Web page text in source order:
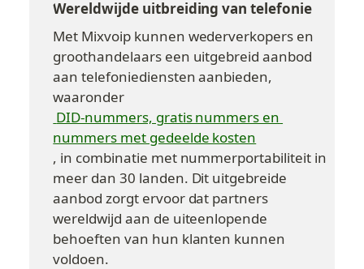
Wereldwijde uitbreiding van telefonie
Met Mixvoip kunnen wederverkopers en
groothandelaars een uitgebreid aanbod
aan telefoniediensten aanbieden,
waaronder
nummers met gedeelde kosten
, in combinatie met nummerportabiliteit in
meer dan 30 landen. Dit uitgebreide
aanbod zorgt ervoor dat partners
wereldwijd aan de uiteenlopende
behoeften van hun klanten kunnen
voldoen.